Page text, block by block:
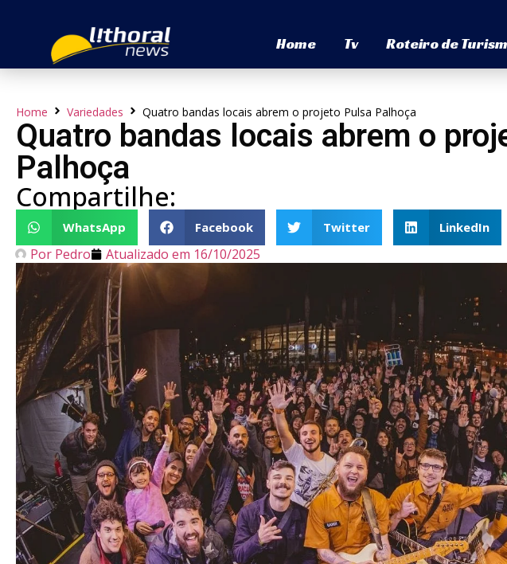
Home Tv Roteiro de
Home Variedades Quatro bandas locais abrem o projeto Pulsa Palhoça
Quatro bandas locais abrem o
Palhoça
Compartilhe:
WhatsApp Facebook Twitter LinkedIn
Por Pedro Atualizado em 16/10/2025